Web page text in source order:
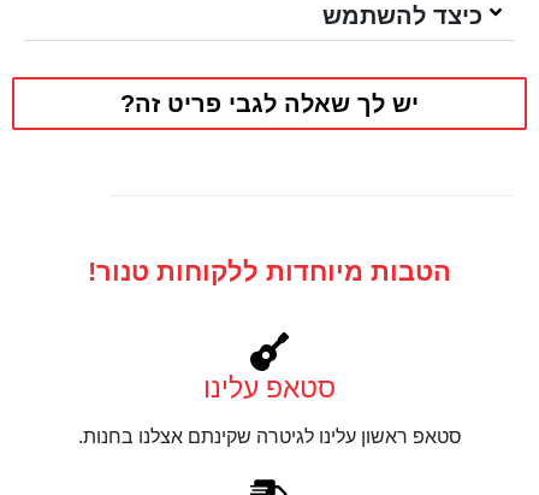
כיצד להשתמש
יש לך שאלה לגבי פריט זה?
הטבות מיוחדות ללקוחות טנור!
סטאפ עלינו
סטאפ ראשון עלינו לגיטרה שקינתם אצלנו בחנות.